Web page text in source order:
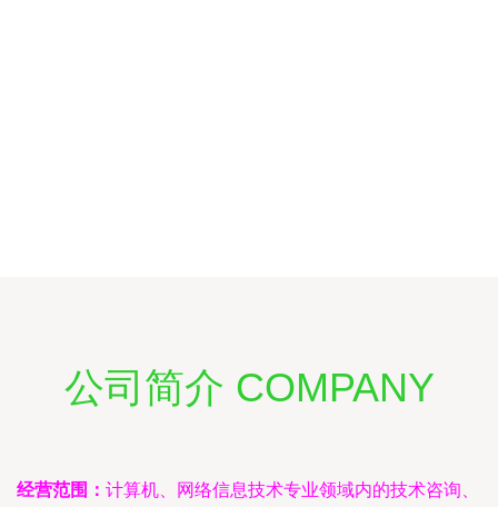
公司简介 COMPANY
经营范围： 计算机、网络信息技术专业领域内的技术咨询、